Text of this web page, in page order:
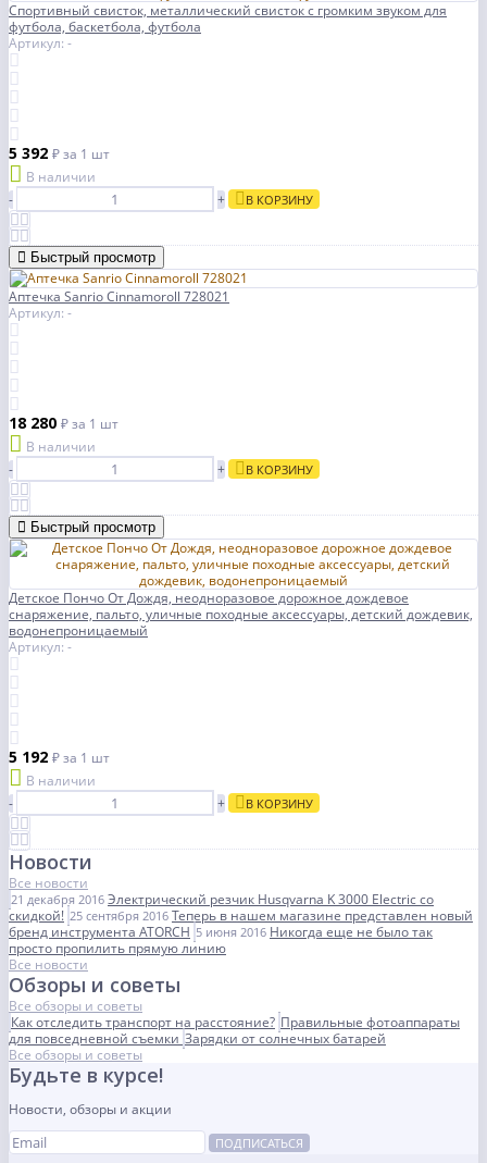
Спортивный свисток, металлический свисток с громким звуком для
футбола, баскетбола, футбола
Артикул: -
5 392 ₽за 1 шт
В наличии
-
+ В КОРЗИНУ
Быстрый просмотр
Аптечка Sanrio Cinnamoroll 728021
Артикул: -
18 280 ₽за 1 шт
В наличии
-
+ В КОРЗИНУ
Быстрый просмотр
Детское Пончо От Дождя, неодноразовое дорожное дождевое
снаряжение, пальто, уличные походные аксессуары, детский дождевик,
водонепроницаемый
Артикул: -
5 192 ₽за 1 шт
В наличии
-
+ В КОРЗИНУ
Новости
Все новости
21 декабря 2016 Электрический резчик Husqvarna K 3000 Electric со
скидкой! 25 сентября 2016 Теперь в нашем магазине представлен новый
бренд инструмента ATORCH 5 июня 2016 Никогда еще не было так
просто пропилить прямую линию
Все новости
Обзоры и советы
Все обзоры и советы
Как отследить транспорт на расстояние? Правильные фотоаппараты
для повседневной съемки Зарядки от солнечных батарей
Все обзоры и советы
Будьте в курсе!
Новости, обзоры и акции
ПОДПИСАТЬСЯ